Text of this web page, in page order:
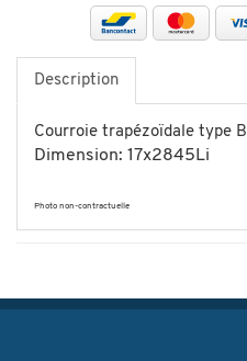
Description
Courroie trapézoïdale type B
Dimension: 17x2845Li
Photo non-contractuelle